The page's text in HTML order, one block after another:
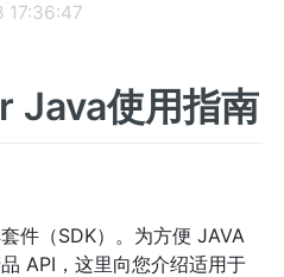
17:36:47
Java使用指南
件（SDK）。为方便 JAVA
API，这里向您介绍适用于